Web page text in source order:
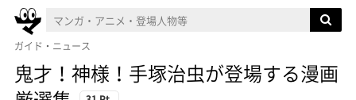
ガイド・ニュース
鬼才！神様！手塚治虫が登場する漫画